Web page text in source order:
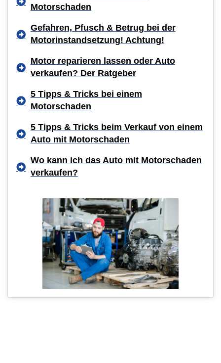
Motorschaden
Gefahren, Pfusch & Betrug bei der
Motorinstandsetzung! Achtung!
Motor reparieren lassen oder Auto
verkaufen? Der Ratgeber
5 Tipps & Tricks bei einem
Motorschaden
5 Tipps & Tricks beim Verkauf von einem
Auto mit Motorschaden
Wo kann ich das Auto mit Motorschaden
verkaufen?